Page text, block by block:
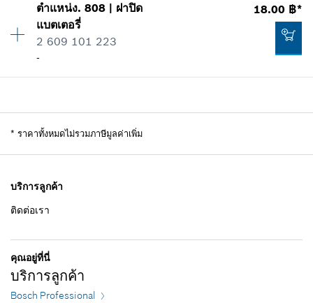
ปริมาณ 1
ราคากลุ่ม
ข้อมูลชิ้นส่วนอะไหล่
แสดงในรูป
ตำแหน่ง.808 | ฝาปิด
แบตเตอรี่
2 609 101 223
-
18.00 ฿*
ราคากลุ่ม:11
ข้อมูลชิ้นส่วนอะไหล่
18.00 ฿*
* ราคาทั้งหมดไม่รวมภาษีมูลค่าเพิ่ม
* ราคาทั้งหมดไม่รวมภาษีมูลค่าเพิ่ม
บริการลูกค้า
ติดต่อเรา
คุณอยู่ที่นี่
บริการลูกค้า
Bosch Professional